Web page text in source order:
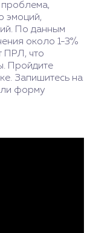
проблема,
эмоций,
По данным
около 1-3%
ПРЛ, что
Пройдите
Запишитесь на
форму